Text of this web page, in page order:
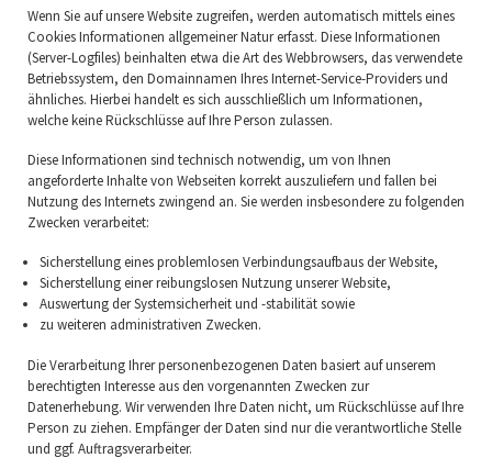
Wenn Sie auf unsere Website zugreifen, werden automatisch mittels eines
Cookies Informationen allgemeiner Natur erfasst. Diese Informationen
(Server-Logfiles) beinhalten etwa die Art des Webbrowsers, das verwendete
Betriebssystem, den Domainnamen Ihres Internet-Service-Providers und
ähnliches. Hierbei handelt es sich ausschließlich um Informationen,
welche keine Rückschlüsse auf Ihre Person zulassen.
Diese Informationen sind technisch notwendig, um von Ihnen
angeforderte Inhalte von Webseiten korrekt auszuliefern und fallen bei
Nutzung des Internets zwingend an. Sie werden insbesondere zu folgenden
Zwecken verarbeitet:
Sicherstellung eines problemlosen Verbindungsaufbaus der Website,
Sicherstellung einer reibungslosen Nutzung unserer Website,
Auswertung der Systemsicherheit und -stabilität sowie
zu weiteren administrativen Zwecken.
Die Verarbeitung Ihrer personenbezogenen Daten basiert auf unserem
berechtigten Interesse aus den vorgenannten Zwecken zur
Datenerhebung. Wir verwenden Ihre Daten nicht, um Rückschlüsse auf Ihre
Person zu ziehen. Empfänger der Daten sind nur die verantwortliche Stelle
und ggf. Auftragsverarbeiter.